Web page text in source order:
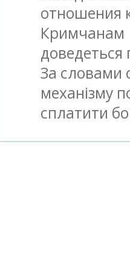
отношения
Кримчанам
доведеться
За словами
механізму
сплатити